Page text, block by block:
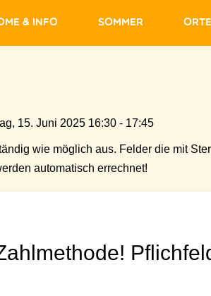
& Info Sommer Orte
15. Juni 2025 16:30 - 17:45
wie möglich aus. Felder die mit
automatisch errechnet!